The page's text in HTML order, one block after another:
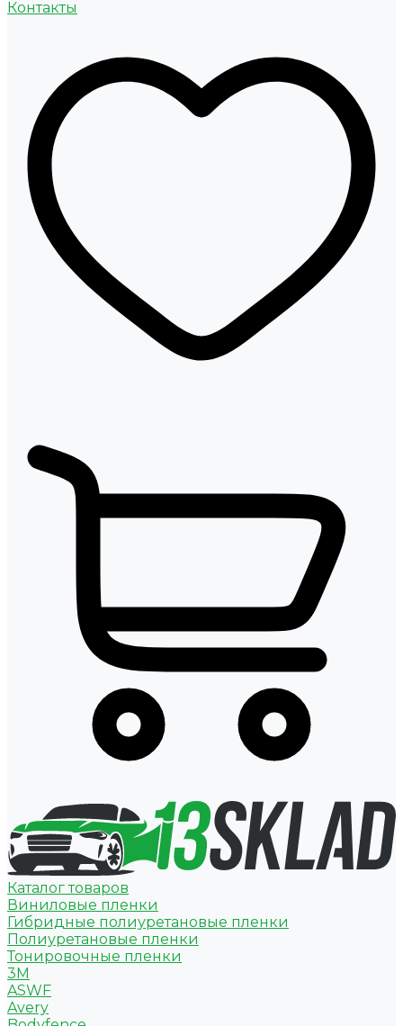
Контакты
Каталог товаров
Виниловые пленки
Гибридные полиуретановые пленки
Полиуретановые пленки
Тонировочные пленки
3M
ASWF
Avery